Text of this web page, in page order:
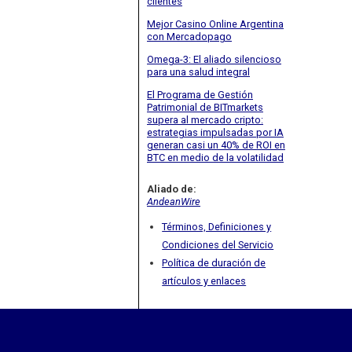
Mejor Casino Online Argentina
con Mercadopago
Omega-3: El aliado silencioso
para una salud integral
El Programa de Gestión
Patrimonial de BITmarkets
supera al mercado cripto:
estrategias impulsadas por IA
generan casi un 40% de ROI en
BTC en medio de la volatilidad
Aliado de:
AndeanWire
Términos, Definiciones y
Condiciones del Servicio
Política de duración de
artículos y enlaces